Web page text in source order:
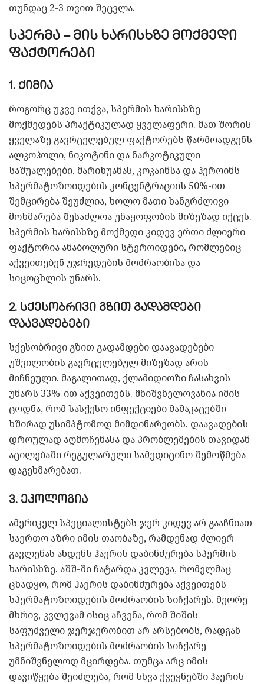
თუნდაც 2-3 თვით შეცვლა.
სპერმა – მის ხარისხზე მოქმედი
ფაქტორები
1. ქიმია
როგორც უკვე ითქვა, სპერმის ხარისხზე
მოქმედებს პრაქტიკულად ყველაფერი. მათ შორის
ყველაზე გავრცელებულ ფაქტორებს წარმოადგენს
ალკოჰოლი, ნიკოტინი და ნარკოტიკული
საშუალებები. მარიხუანას, კოკაინსა და ჰეროინს
სპერმატოზოიდების კონცენტრაციის 50%-ით
შემცირება შეუძლია, ხოლო მათი ხანგრძლივი
მოხმარება შესაძლოა უნაყოფობის მიზეზად იქცეს.
სპერმის ხარისხზე მოქმედი კიდევ ერთი ძლიერი
ფაქტორია ანაბოლური სტეროიდები, რომლებიც
აქვეითებენ უჯრედების მოძრაობისა და
სიცოცხლის უნარს.
2. სქესობრივი გზით გადამდები
დაავადებები
სქესობრივი გზით გადამდები დაავადებები
უშვილობის გავრცელებულ მიზეზად არის
მიჩნეული. მაგალითად, ქლამიდიოზი ჩასახვის
უნარს 33%-ით აქვეითებს. მნიშვნელოვანია იმის
ცოდნა, რომ სასქესო ინფექციები მამაკაცებში
ხშირად უსიმპტომოდ მიმდინარეობს. დაავადების
დროულად აღმოჩენასა და პრობლემების თავიდან
აცილებაში რეგულარული სამედიცინო შემოწმება
დაგეხმარებათ.
3. ეკოლოგია
ამერიკელ სპეციალისტებს ჯერ კიდევ არ გააჩნიათ
საერთო აზრი იმის თაობაზე, რამდენად ძლიერ
გავლენას ახდენს ჰაერის დაბინძურება სპერმის
ხარისხზე. აშშ-ში ჩატარდა კვლევა, რომელმაც
ცხადყო, რომ ჰაერის დაბინძურება აქვეითებს
სპერმატოზოიდების მოძრაობის სიჩქარეს. მეორე
მხრივ, კვლევამ ისიც აჩვენა, რომ შიშის
საფუძველი ჯერჯერობით არ არსებობს, რადგან
სპერმატოზოიდების მოძრაობის სიჩქარე
უმნიშვნელოდ მცირდება. თუმცა არც იმის
დავიწყება შეიძლება, რომ სხვა ქვეყნებში ჰაერის